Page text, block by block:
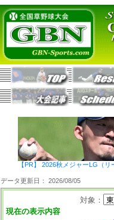
【PR】 2026秋メジャーLG（
データ更新日： 2026/08/05
現在の表示内容
対象：